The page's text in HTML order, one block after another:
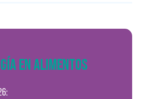
EN ALIMENTOS